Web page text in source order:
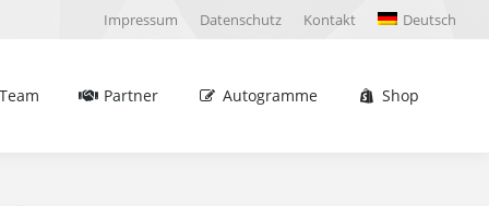
Impressum Datenschutz Kontakt Deutsch
Team Partner Autogramme Shop
Partner Autogramme Shop